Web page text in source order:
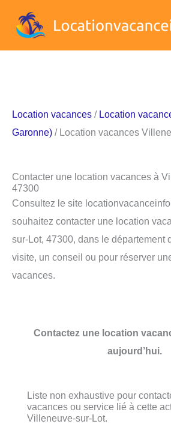
Location vacances / Location
Garonne) / Location vacances
Contacter une location vacances à
47300
Consultez le site
souhaitez contacter une location
sur-Lot, 47300, dans le département
visite, un conseil ou pour réserver
vacances.
Contactez une location
aujourd’hui.
Liste non exhaustive pour
vacances ou service lié à cette
Villeneuve-sur-Lot.